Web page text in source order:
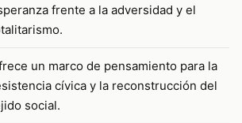
frente a la adversidad y el
un marco de pensamiento para la
cívica y la reconstrucción del
social.